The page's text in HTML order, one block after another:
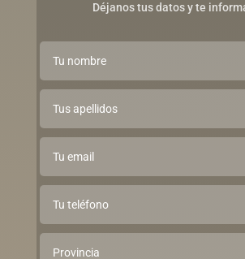
Déjanos tus datos y te